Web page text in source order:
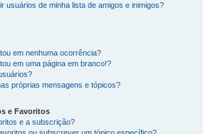
usuários de minha lista de amigos e inimigos?
em nenhuma ocorrência?
em uma página em branco!?
próprias mensagens e tópicos?
e Favoritos
e a subscrição?